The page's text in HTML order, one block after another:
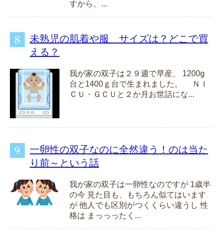
すから、...
未熟児の肌着や服 サイズは？どこで買
える？
我が家の双子は２９週で早産、 1200g
台と1400ｇ台で生まれました。 ＮＩ
ＣＵ・ＧＣＵと２か月お世話にな...
一卵性の双子なのに全然違う！のは当た
り前～という話
我が家の双子は一卵性なのですが 1歳半
の今 見た目も、もちろん似てはいます
が 他人でも区別がつくくらい違うし 性
格は まっっったく...